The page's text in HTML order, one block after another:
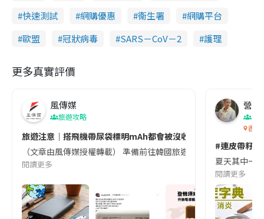
快速測試
網購優惠 衞生署
網購平台
歐盟
冠狀病毒 SARS－CoV－2 護理
更多真實評價
風傳媒
旅遊攻略
旅遊注意｜搭飛機帶尿袋標明mAh都會被沒收😱出發前切記檢查
（文章由風傳媒授權轉載） 準備前往韓國旅遊的民眾，近期要
閱讀更多
營養
香港
#連皮帶籽
夏天其中一
閱讀更多